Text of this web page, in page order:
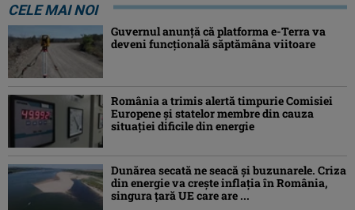
CELE MAI NOI
Guvernul anunță că platforma e-Terra va
deveni funcţională săptămâna viitoare
România a trimis alertă timpurie Comisiei
Europene și statelor membre din cauza
situației dificile din energie
Dunărea secată ne seacă și buzunarele. Criza
din energie va crește inflația în România,
singura țară UE care are ...